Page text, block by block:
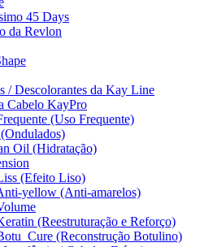
45 Days
da Revlon
/ Descolorantes da Kay Line
Cabelo KayPro
(Uso Frequente)
Oil (Hidratação)
(Efeito Liso)
yellow (Anti-amarelos)
(Reestruturação e Reforço)
(Reconstrução Botulino)